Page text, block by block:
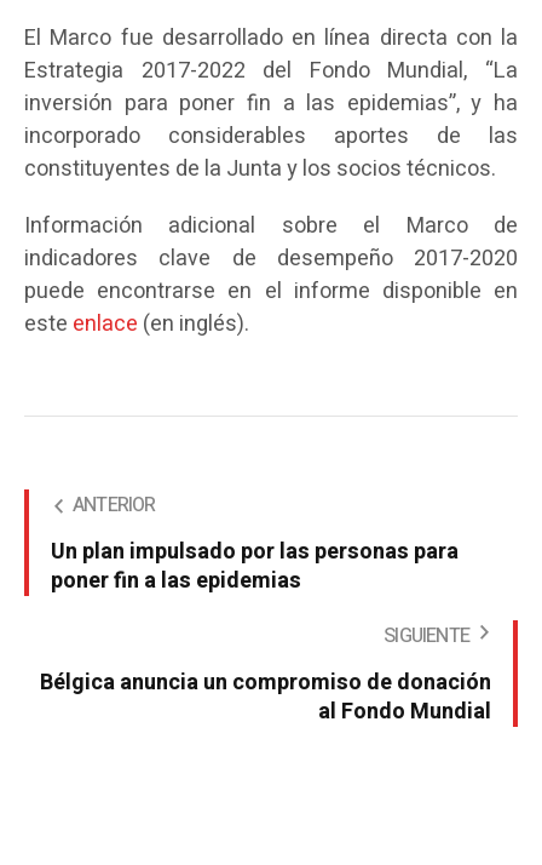
El Marco fue desarrollado en línea directa con la
Estrategia 2017-2022 del Fondo Mundial, “La
inversión para poner fin a las epidemias”, y ha
incorporado considerables aportes de las
constituyentes de la Junta y los socios técnicos.
Información adicional sobre el Marco de
indicadores clave de desempeño 2017-2020
puede encontrarse en el informe disponible en
este enlace (en inglés).
ANTERIOR
Un plan impulsado por las personas para
poner fin a las epidemias
SIGUIENTE
Bélgica anuncia un compromiso de donación
al Fondo Mundial